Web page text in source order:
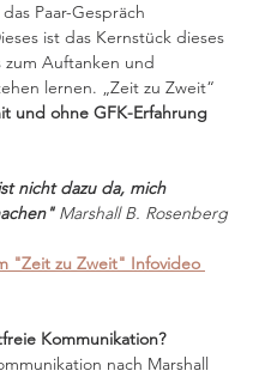
das Paar-Gespräch
ist das Kernstück dieses
zum Auftanken und
lernen. „Zeit zu Zweit“
und ohne GFK-Erfahrung
nicht dazu da, mich
Marshall B. Rosenberg
"Zeit zu Zweit" Infovideo
Kommunikation?
nach Marshall